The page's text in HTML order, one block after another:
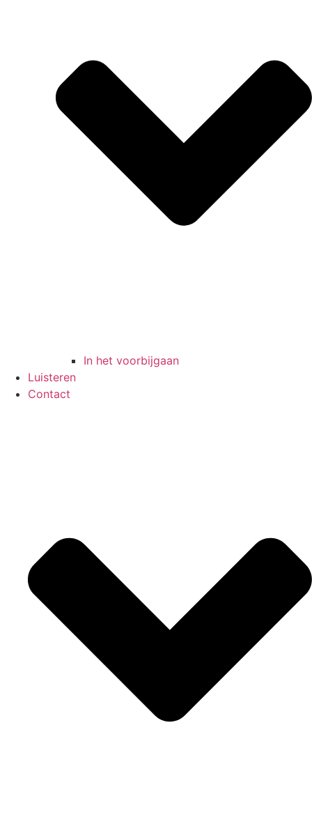
In het voorbijgaan
Luisteren
Contact